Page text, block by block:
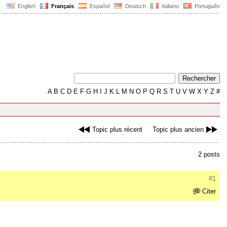
English Français Español Deutsch Italiano Português
AB C D E F G H J K L M N O P Q R S T U V W X Y Z #
Topic plus récent Topic plus ancien
2 posts
#1
Citer